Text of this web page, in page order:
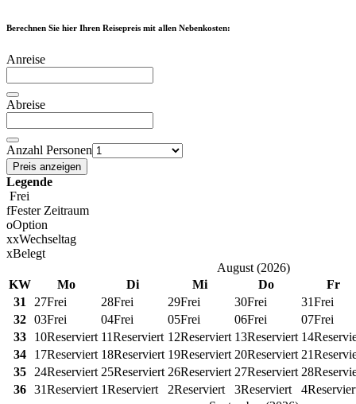
Berechnen Sie hier Ihren Reisepreis mit allen Nebenkosten:
Anreise
Abreise
Anzahl Personen
Preis anzeigen
Legende
Frei
fFester Zeitraum
oOption
xxWechseltag
xBelegt
August (2026)
KW
Mo Di Mi Do
Fr
31
27Frei 28Frei 29Frei 30Frei 31Frei
32 03Frei 04Frei 05Frei 06Frei 07Frei
33
10Reserviert 11Reserviert 12Reserviert 13Reserviert 14
34
17Reserviert 18Reserviert 19Reserviert 20Reserviert 21
35
24Reserviert 25Reserviert 26Reserviert 27Reserviert 28
36 31Reserviert 1Reserviert 2Reserviert 3Reserviert 4